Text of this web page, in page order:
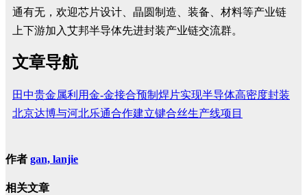
通有无，欢迎芯片设计、晶圆制造、装备、材料等产业链
上下游加入艾邦半导体先进封装产业链交流群。
文章导航
田中贵金属利用金-金接合预制焊片实现半导体高密度封装
北京达博与河北乐通合作建立键合丝生产线项目
作者 gan, lanjie
相关文章